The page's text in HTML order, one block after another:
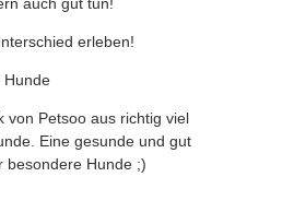
erleben!
Hunde
von Petsoo aus richtig viel
Eine gesunde und gut
besondere Hunde ;)